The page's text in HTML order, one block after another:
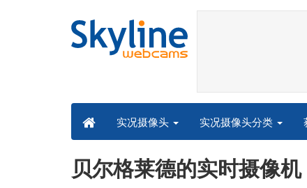
实况摄像头 实况摄像头分类
贝尔格莱德的实时摄像机